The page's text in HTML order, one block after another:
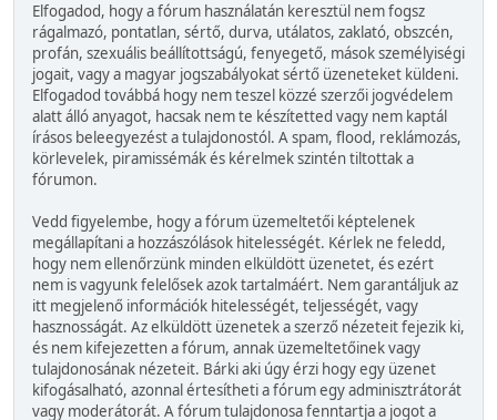
Elfogadod, hogy a fórum használatán keresztül nem fogsz
rágalmazó, pontatlan, sértő, durva, utálatos, zaklató, obszcén,
profán, szexuális beállítottságú, fenyegető, mások személyiségi
jogait, vagy a magyar jogszabályokat sértő üzeneteket küldeni.
Elfogadod továbbá hogy nem teszel közzé szerzői jogvédelem
alatt álló anyagot, hacsak nem te készítetted vagy nem kaptál
írásos beleegyezést a tulajdonostól. A spam, flood, reklámozás,
körlevelek, piramissémák és kérelmek szintén tiltottak a
fórumon.
Vedd figyelembe, hogy a fórum üzemeltetői képtelenek
megállapítani a hozzászólások hitelességét. Kérlek ne feledd,
hogy nem ellenőrzünk minden elküldött üzenetet, és ezért
nem is vagyunk felelősek azok tartalmáért. Nem garantáljuk az
itt megjelenő információk hitelességét, teljességét, vagy
hasznosságát. Az elküldött üzenetek a szerző nézeteit fejezik ki,
és nem kifejezetten a fórum, annak üzemeltetőinek vagy
tulajdonosának nézeteit. Bárki aki úgy érzi hogy egy üzenet
kifogásalható, azonnal értesítheti a fórum egy adminisztrátorát
vagy moderátorát. A fórum tulajdonosa fenntartja a jogot a